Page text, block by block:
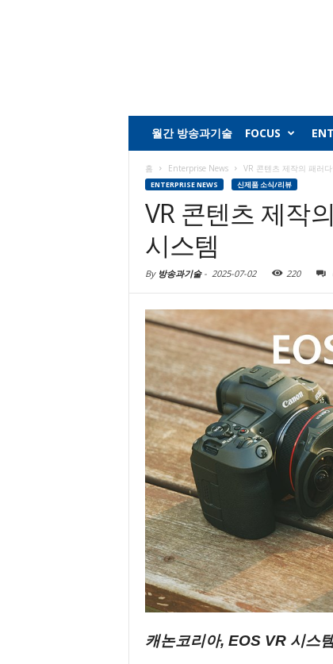
월간 방송과기술 FOCUS
홈 Enterprise News VR 콘텐츠 제작의 패러
ENTERPRISE NEWS 신제품 소식/리뷰
VR 콘텐츠 제작
시스템
By 방송과기술- 2025-07-02 220
캐논코리아, EOS VR 시스